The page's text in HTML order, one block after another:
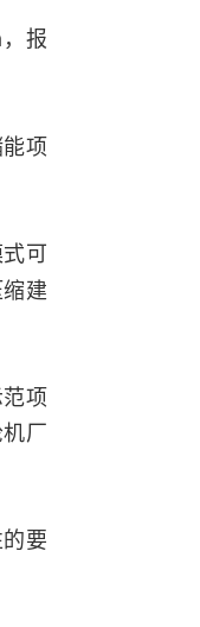
，报
项
可
建
项
厂
要